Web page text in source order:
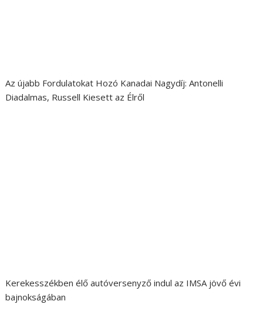
Az újabb Fordulatokat Hozó Kanadai Nagydíj: Antonelli
Diadalmas, Russell Kiesett az Élről
Kerekesszékben élő autóversenyző indul az IMSA jövő évi
bajnokságában